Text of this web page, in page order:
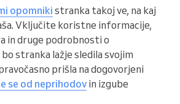
opomniki stranka takoj ve, na kaj
Vključite koristne informacije,
in druge podrobnosti o
stranka lažje sledila svojim
prišla na dogovorjeni
se od neprihodov in izgube